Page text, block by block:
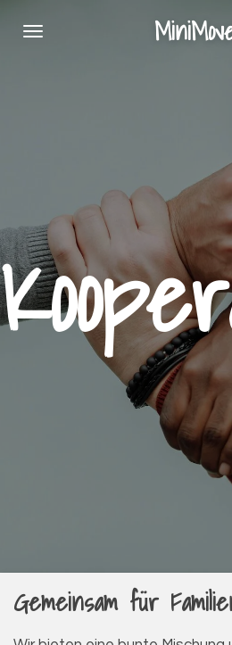
Hauptinhalt
Gemeinsam für